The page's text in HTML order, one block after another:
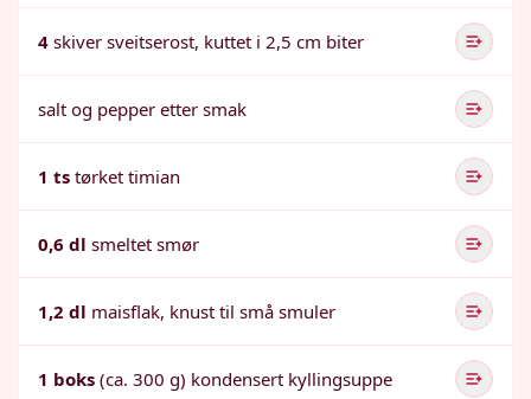
4 skiver sveitserost, kuttet i 2,5 cm biter
salt og pepper etter smak
1 ts tørket timian
0,6 dl smeltet smør
1,2 dl maisflak, knust til små smuler
1 boks (ca. 300 g) kondensert kyllingsuppe